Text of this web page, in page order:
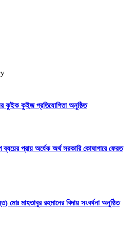
কুইক কুইজ প্রতিযোগিতা অনুষ্ঠিত
প্রায় অর্ধেক অর্থ সরকারি কোষাগারে ফেরত
মোঃ মাহতাবুর রহমানের বিদায় সংবর্ধনা অনুষ্ঠিত